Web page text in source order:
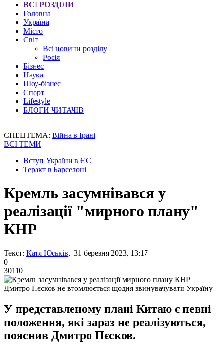
ВСІ РОЗДІЛИ
Головна
Україна
Місто
Світ
Всі новини розділу
Росія
Бізнес
Наука
Шоу-бізнес
Спорт
Lifestyle
БЛОГИ ЧИТАЧІВ
СПЕЦТЕМА: Війна в Ірані
ВСІ ТЕМИ
Вступ України в ЄС
Теракт в Барселоні
Кремль засумнівався у
реалізації "мирного плану"
КНР
Текст: Катя Юськів, 31 березня 2023, 13:17
0
30110
Дмитро Пєсков не втомлюється щодня звинувачувати Україну
У представленому плані Китаю є певні
положення, які зараз не реалізуються,
пояснив Дмитро Пєсков.